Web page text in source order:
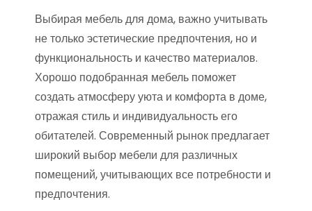
Выбирая мебель для дома, важно учитывать
не только эстетические предпочтения, но и
функциональность и качество материалов.
Хорошо подобранная мебель поможет
создать атмосферу уюта и комфорта в доме,
отражая стиль и индивидуальность его
обитателей. Современный рынок предлагает
широкий выбор мебели для различных
помещений, учитывающих все потребности и
предпочтения.